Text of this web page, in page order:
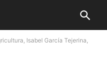
Isabel García Tejerina,